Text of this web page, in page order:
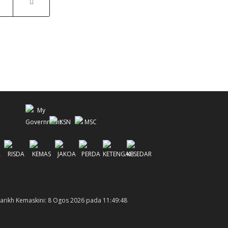
Kemaskini: 8 Ogos 2026 pada 11:49:48